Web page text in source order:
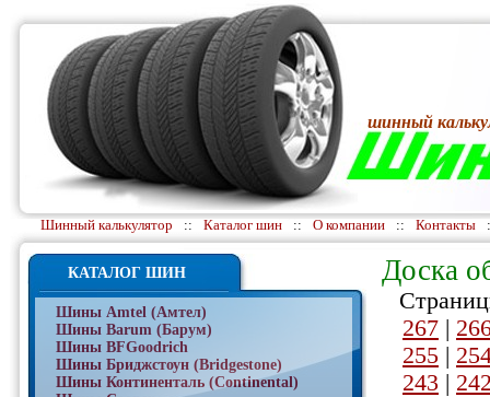
шинный
Шинный калькулятор :: Каталог шин :: О компании :: Контакты
КАТАЛОГ ШИН
Шины Amtel (Амтел)
Шины Barum (Барум)
Шины BFGoodrich
Шины Бриджстоун (Bridgestone)
Шины Континенталь (Continental)
Доска
267 |
255 |
243 |